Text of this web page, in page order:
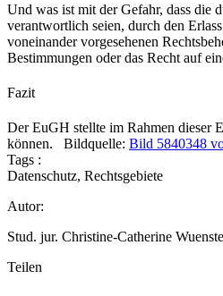
Und was ist mit der Gefahr, dass die
verantwortlich seien, durch den
voneinander vorgesehenen
Bestimmungen oder das Recht auf
Fazit
Der EuGH stellte im Rahmen dieser
können. Bildquelle: Bild 5840348
Tags :
Datenschutz, Rechtsgebiete
Autor:
Stud. jur. Christine-Catherine
Teilen